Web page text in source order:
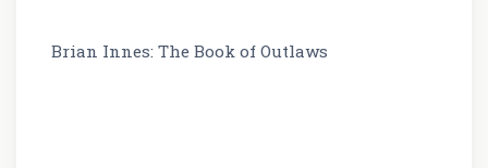
Brian Innes: The Book of Outlaws